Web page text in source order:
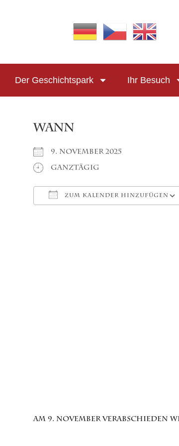
Der Geschichtspark Ihr Besuch
WANN
9. November 2025
Ganztägig
ZUM KALENDER HINZUFÜGEN
Am 9. November verabschieden